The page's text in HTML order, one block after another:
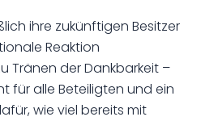
ihre zukünftigen Besitzer
Reaktion
Tränen der Dankbarkeit –
für alle Beteiligten und ein
wie viel bereits mit